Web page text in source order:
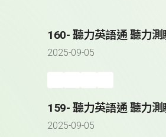
160- 聽力英語通 聽力測
2025-09-05
159- 聽力英語通 聽力測
2025-09-05